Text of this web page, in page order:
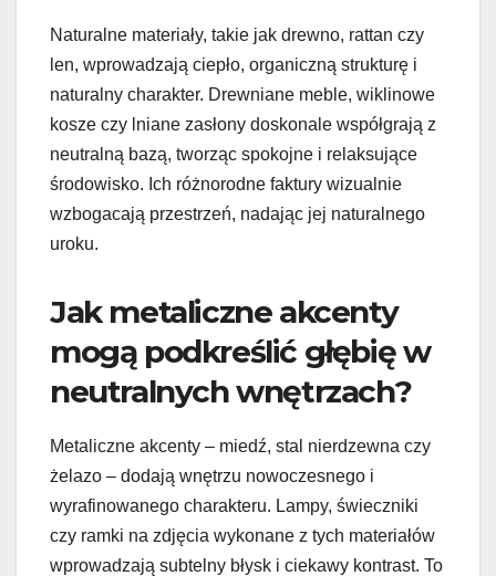
Naturalne materiały, takie jak drewno, rattan czy
len, wprowadzają ciepło, organiczną strukturę i
naturalny charakter. Drewniane meble, wiklinowe
kosze czy lniane zasłony doskonale współgrają z
neutralną bazą, tworząc spokojne i relaksujące
środowisko. Ich różnorodne faktury wizualnie
wzbogacają przestrzeń, nadając jej naturalnego
uroku.
Jak metaliczne akcenty
mogą podkreślić głębię w
neutralnych wnętrzach?
Metaliczne akcenty – miedź, stal nierdzewna czy
żelazo – dodają wnętrzu nowoczesnego i
wyrafinowanego charakteru. Lampy, świeczniki
czy ramki na zdjęcia wykonane z tych materiałów
wprowadzają subtelny błysk i ciekawy kontrast. To